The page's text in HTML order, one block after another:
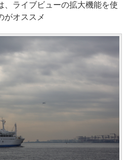
、ライブビューの拡大機能を使
がオススメ